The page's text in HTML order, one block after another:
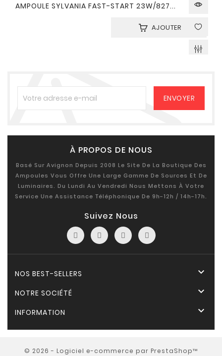
AMPOULE SYLVANIA FAST-START 23W/827...
AJOUTER
À PROPOS DE NOUS
Basé Sur Avignon Depuis 2008 Le Site De La Boutique Des
Ampoules Vous Offre Une Large Gamme De Sources Et De
Luminaires. Du Lundi Au Vendredi Nous Mettons À Votre
Service Une Assistance Téléphonique De 9h-12h / 14h-17h.
Suivez Nous
NOS BEST-SELLERS 
NOTRE SOCIÉTÉ 
INFORMATION 
© 2026 - Logiciel e-commerce par PrestaShop™